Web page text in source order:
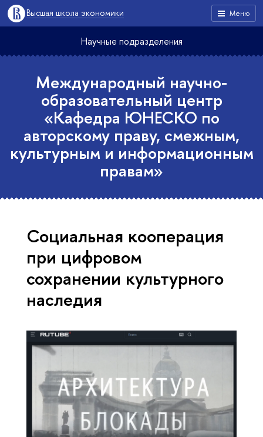
Меню
Высшая школа экономики
Научные подразделения
Международный научно-
образовательный центр
«Кафедра ЮНЕСКО по
авторскому праву, смежным,
культурным и информационным
правам»
Социальная кооперация
при цифровом
сохранении культурного
наследия